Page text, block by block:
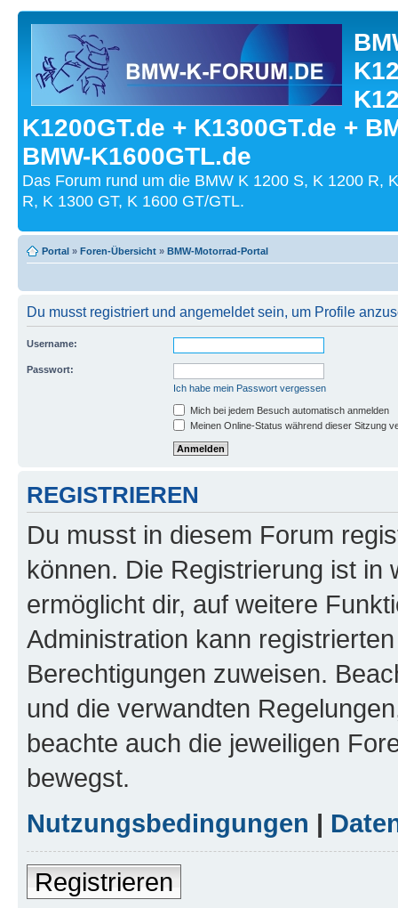
K1200GT.de + K1300GT.de +
BMW-K1600GTL.de
Das Forum rund um die BMW K 1200 S, K 1200 R,
R, K 1300 GT, K 1600 GT/GTL.
Portal » Foren-Übersicht » BMW-Motorrad-Portal
Du musst registriert und angemeldet sein, um Profile
Username:
Passwort:
Ich habe mein Passwort vergessen
Mich bei jedem Besuch automatisch anmelden
Meinen Online-Status während dieser Sitzung
REGISTRIEREN
Du musst in diesem Forum
können. Die Registrierung ist in
ermöglicht dir, auf weitere
Administration kann
Berechtigungen zuweisen.
und die verwandten
beachte auch die jeweiligen
bewegst.
Nutzungsbedingungen |
Registrieren